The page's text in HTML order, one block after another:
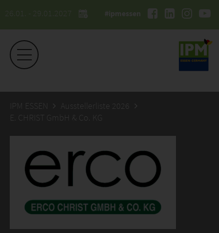
26.01. - 29.01.2027 #ipmessen
IPM ESSEN
Ausstellerliste 2026
E. CHRIST GmbH & Co. KG